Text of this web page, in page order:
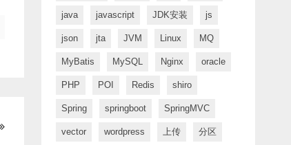
java javascript JDK安装 js
json jta JVM Linux MQ
MyBatis MySQL Nginx oracle
PHP POI Redis shiro
Spring springboot SpringMVC
vector wordpress 上传 分区